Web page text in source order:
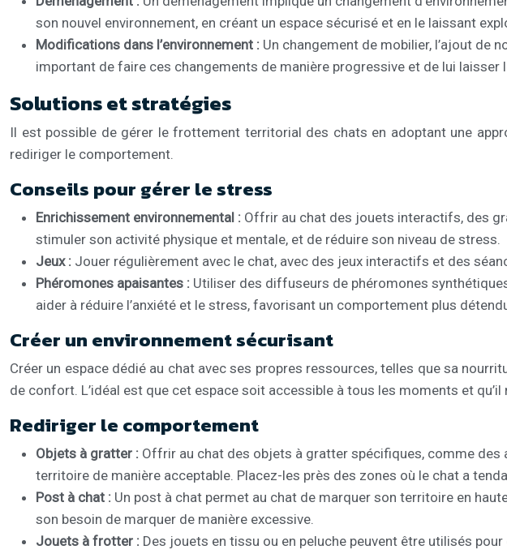
son nouvel environnement, en créant un espace sécurisé et en le laissant
Modifications dans l’environnement : Un changement de mobilier, l’ajout de
important de faire ces changements de manière progressive et de lui laisser
Solutions et stratégies
Il est possible de gérer le frottement territorial des chats en adoptant une
rediriger le comportement.
Conseils pour gérer le stress
Enrichissement environnemental : Offrir au chat des jouets interactifs, des
stimuler son activité physique et mentale, et de réduire son niveau de stress.
Jeux : Jouer régulièrement avec le chat, avec des jeux interactifs et des
Phéromones apaisantes : Utiliser des diffuseurs de phéromones
aider à réduire l’anxiété et le stress, favorisant un comportement plus
Créer un environnement sécurisant
Créer un espace dédié au chat avec ses propres ressources, telles que sa
de confort. L’idéal est que cet espace soit accessible à tous les moments et
Rediriger le comportement
Objets à gratter : Offrir au chat des objets à gratter spécifiques, comme des
territoire de manière acceptable. Placez-les près des zones où le chat a
Post à chat : Un post à chat permet au chat de marquer son territoire en
son besoin de marquer de manière excessive.
Jouets à frotter : Des jouets en tissu ou en peluche peuvent être utilisés